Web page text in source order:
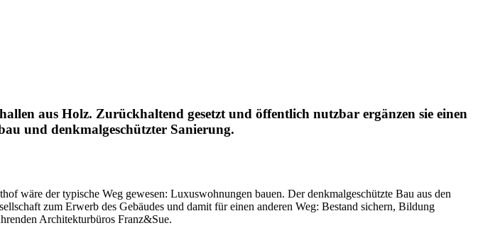
aus Holz. Zurückhaltend gesetzt und öffentlich nutzbar ergänzen sie einen
und denkmalgeschützter Sanierung.
wäre der typische Weg gewesen: Luxuswohnungen bauen. Der denkmalgeschützte Bau aus den
zum Erwerb des Gebäudes und damit für einen anderen Weg: Bestand sichern, Bildung
Architekturbüros Franz&Sue.